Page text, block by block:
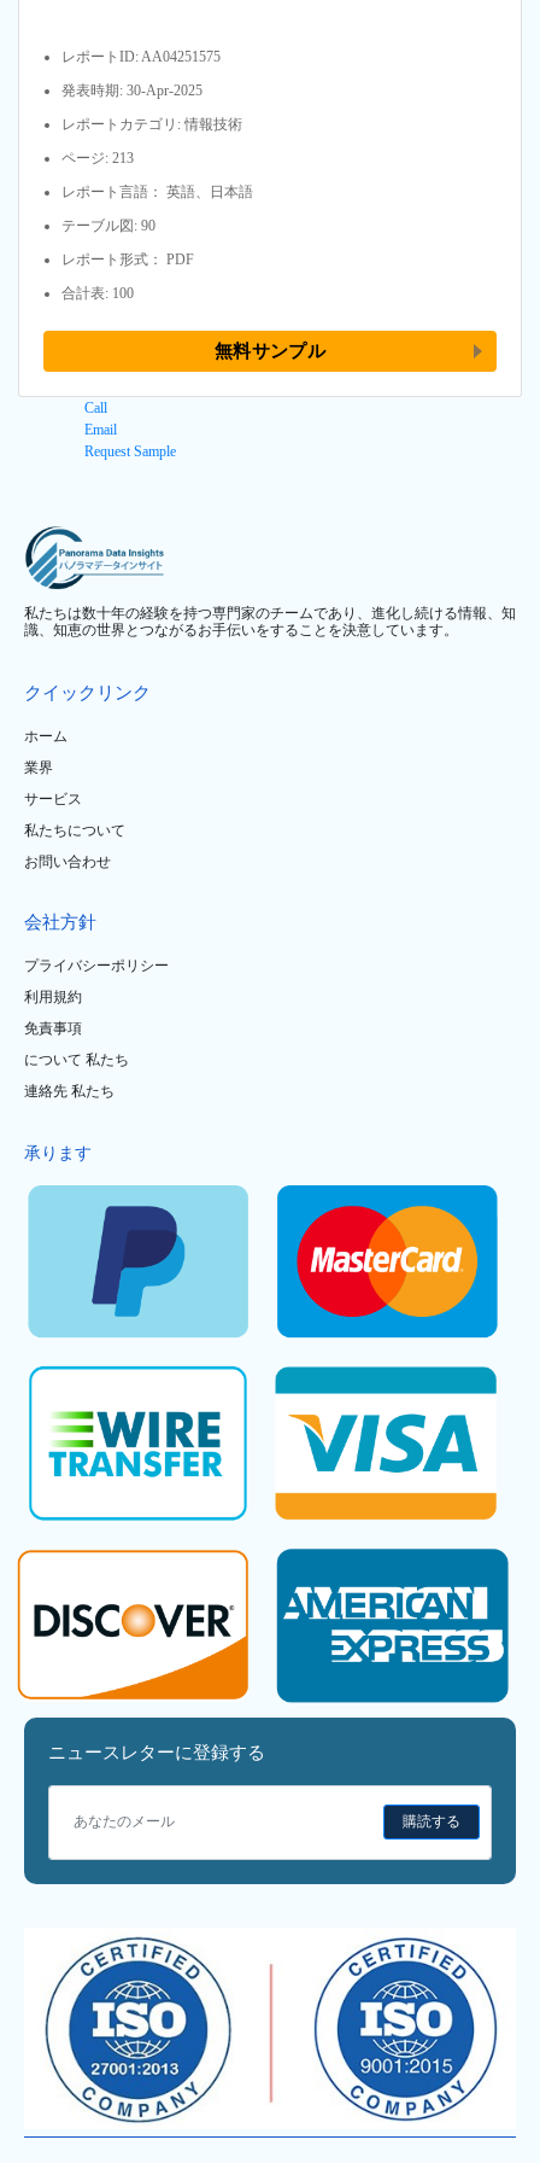
レポートID: AA04251575
発表時期: 30-Apr-2025
レポートカテゴリ: 情報技術
ページ: 213
レポート言語： 英語、日本語
テーブル図: 90
レポート形式： PDF
合計表: 100
無料サンプル
Call
Email
Request Sample
私たちは数十年の経験を持つ専門家のチームであり、進化し続ける情報、知
識、知恵の世界とつながるお手伝いをすることを決意しています。
クイックリンク
ホーム
業界
サービス
私たちについて
お問い合わせ
会社方針
プライバシーポリシー
利用規約
免責事項
について 私たち
連絡先 私たち
承ります
ニュースレターに登録する
購読する